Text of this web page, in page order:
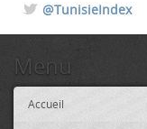
@TunisieIndex
Menu
Accueil